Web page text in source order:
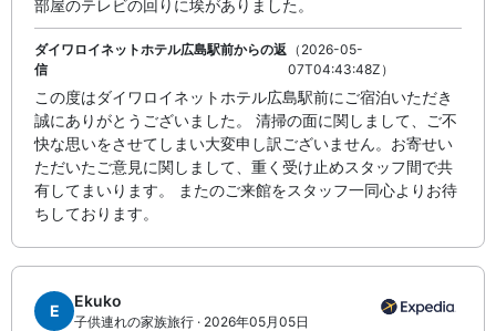
部屋のテレビの回りに埃がありました。
ダイワロイネットホテル広島駅前からの返
信
（2026-05-
07T04:43:48Z）
この度はダイワロイネットホテル広島駅前にご宿泊いただき
誠にありがとうございました。 清掃の面に関しまして、ご不
快な思いをさせてしまい大変申し訳ございません。お寄せい
ただいたご意見に関しまして、重く受け止めスタッフ間で共
有してまいります。 またのご来館をスタッフ一同心よりお待
ちしております。
E
Ekuko
子供連れの家族旅行 · 2026年05月05日